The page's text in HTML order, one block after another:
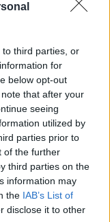
third parties, or
for
below opt-out
that after your
seeing
utilized by
parties prior to
of the further
third parties on the
information may
the IAB’s List of
disclose it to other
άλλων η